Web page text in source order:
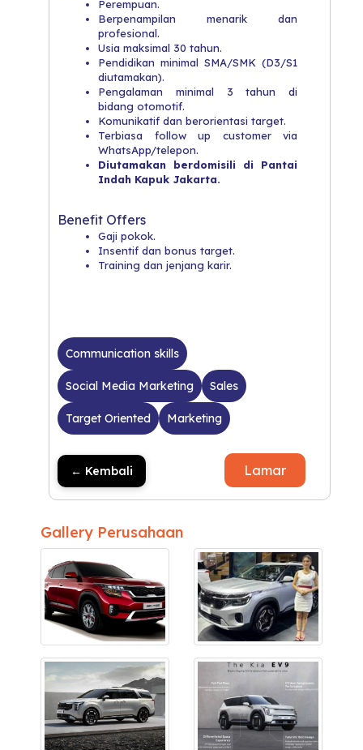
Perempuan.
Berpenampilan menarik dan
profesional.
Usia maksimal 30 tahun.
Pendidikan minimal SMA/SMK (D3/S1
diutamakan).
Pengalaman minimal 3 tahun di
bidang otomotif.
Komunikatif dan berorientasi target.
Terbiasa follow up customer via
WhatsApp/telepon.
Diutamakan berdomisili di Pantai
Indah Kapuk Jakarta.
Benefit Offers
Gaji pokok.
Insentif dan bonus target.
Training dan jenjang karir.
Communication skills
Social Media Marketing Sales
Target Oriented Marketing
← Kembali Lamar
Gallery Perusahaan